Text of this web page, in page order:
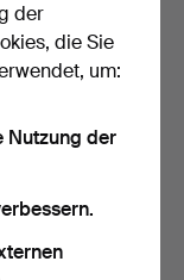
der
die Sie
um:
Nutzung der